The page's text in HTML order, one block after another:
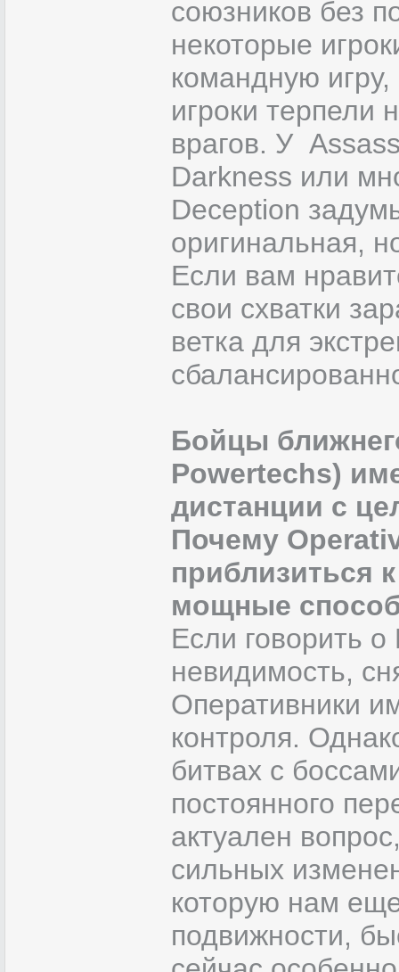
союзников без
некоторые
командную
игроки терпели
врагов. У
Darkness или
Deception
оригинальная,
Если вам
свои схватки
ветка для
Бойцы
Powertechs)
дистанции с
Почему
приблизиться
мощные
Если говорить
невидимость,
Оперативники
контроля.
битвах с
постоянного
актуален
сильных
которую нам
подвижности,